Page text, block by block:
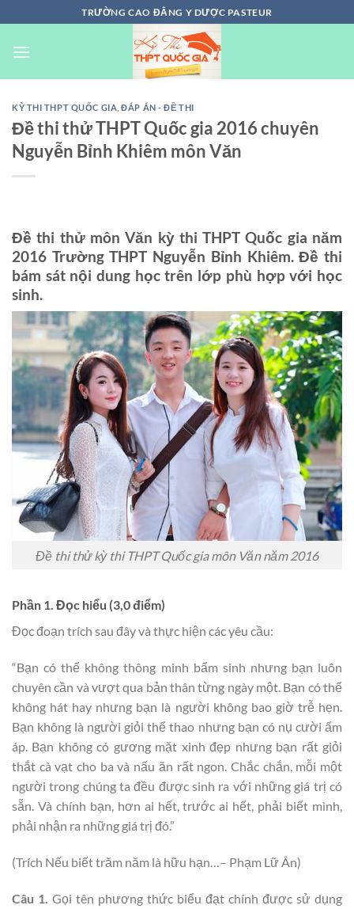
đến
nội
TRƯỜNG CAO ĐẲNG Y DƯỢC PASTEUR
KỲ THI THPT QUỐC GIA ,ĐÁP ÁN - ĐỀ THI
Đề thi thử THPT Quốc gia 2016 chuyên
Nguyễn Bỉnh Khiêm môn Văn
Đề thi thử môn Văn kỳ thi THPT Quốc gia năm
2016 Trường THPT Nguyễn Bỉnh Khiêm. Đề thi
bám sát nội dung học trên lớp phù hợp với học
sinh.
Đề thi thử kỳ thi THPT Quốc gia môn Văn năm 2016
Phần 1. Đọc hiểu (3,0 điểm)
Đọc đoạn trích sau đây và thực hiện các yêu cầu:
“Bạn có thể không thông minh bẩm sinh nhưng bạn luôn
chuyên cần và vượt qua bản thân từng ngày một. Bạn có thể
không hát hay nhưng bạn là người không bao giờ trễ hẹn.
Bạn không là người giỏi thể thao nhưng bạn có nụ cười ấm
áp. Bạn không có gương mặt xinh đẹp nhưng bạn rất giỏi
thắt cà vạt cho ba và nấu ăn rất ngon. Chắc chắn, mỗi một
người trong chúng ta đều được sinh ra với những giá trị có
sẵn. Và chính bạn, hơn ai hết, trước ai hết, phải biết mình,
phải nhận ra những giá trị đó.”
(Trích Nếu biết trăm năm là hữu hạn…– Phạm Lữ Ân)
Câu 1. Gọi tên phương thức biểu đạt chính được sử dụng